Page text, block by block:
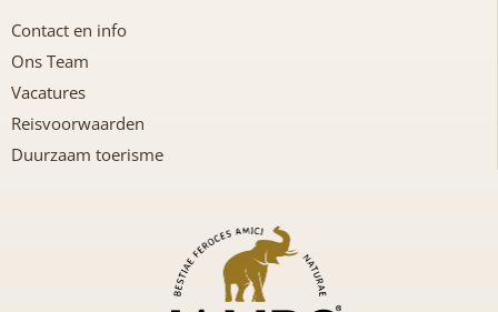
Contact en info
Ons Team
Vacatures
Reisvoorwaarden
Duurzaam toerisme